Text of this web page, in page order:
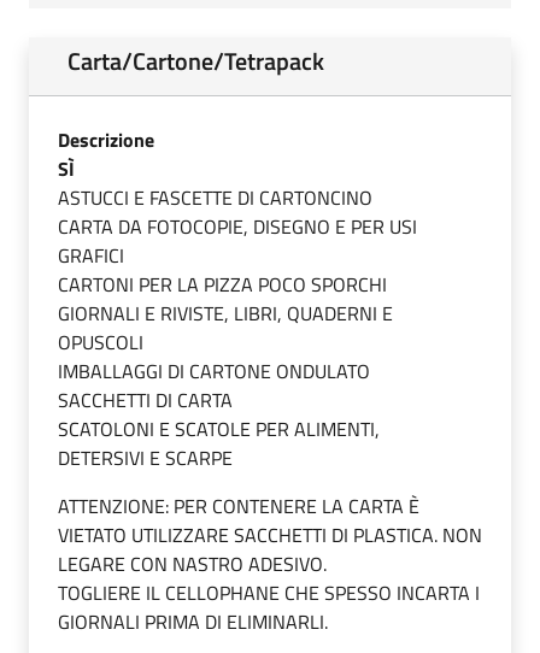
Carta/Cartone/Tetrapack
Descrizione
SÌ
ASTUCCI E FASCETTE DI CARTONCINO
CARTA DA FOTOCOPIE, DISEGNO E PER USI
GRAFICI
CARTONI PER LA PIZZA POCO SPORCHI
GIORNALI E RIVISTE, LIBRI, QUADERNI E
OPUSCOLI
IMBALLAGGI DI CARTONE ONDULATO
SACCHETTI DI CARTA
SCATOLONI E SCATOLE PER ALIMENTI,
DETERSIVI E SCARPE
ATTENZIONE: PER CONTENERE LA CARTA È
VIETATO UTILIZZARE SACCHETTI DI PLASTICA. NON
LEGARE CON NASTRO ADESIVO.
TOGLIERE IL CELLOPHANE CHE SPESSO INCARTA I
GIORNALI PRIMA DI ELIMINARLI.